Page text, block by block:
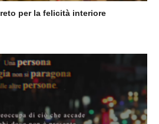
per la felicità interiore